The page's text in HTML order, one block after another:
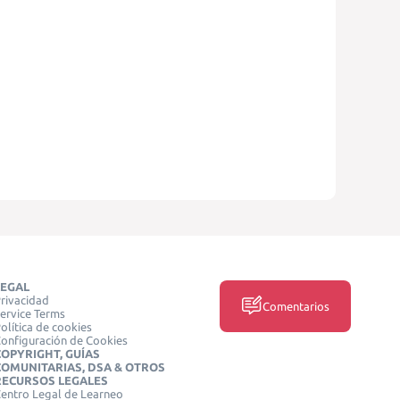
Terms
de cookies
de Cookies
GUÍAS
DSA & OTROS
LEGALES
Legal de Learneo
Comentarios